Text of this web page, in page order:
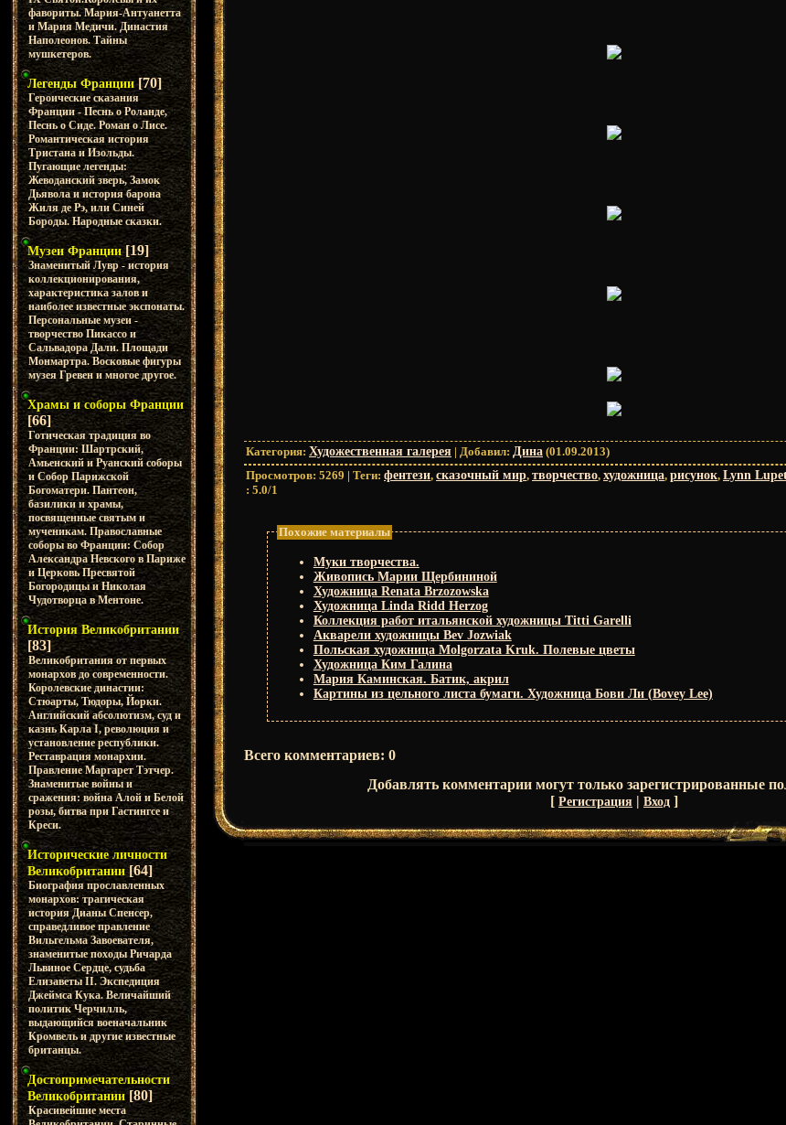
фавориты. Мария-Антуанетта
и Мария Медичи. Династия
Наполеонов. Тайны
мушкетеров.
Легенды Франции [70]
Героические сказания
Франции - Песнь о Роланде,
Песнь о Сиде. Роман о Лисе.
Романтическая история
Тристана и Изольды.
Пугающие легенды:
Жеводанский зверь, Замок
Дьявола и история барона
Жиля де Рэ, или Синей
Бороды. Народные сказки.
Музеи Франции [19]
Знаменитый Лувр - история
коллекционирования,
характеристика залов и
наиболее известные экспонаты.
Персональные музеи -
творчество Пикассо и
Сальвадора Дали. Площади
Монмартра. Восковые фигуры
музея Гревен и многое другое.
Храмы и соборы Франции
[66]
Готическая традиция во
Франции: Шартрский,
Амьенский и Руанский соборы
и Собор Парижской
Богоматери. Пантеон,
базилики и храмы,
посвященные святым и
мученикам. Православные
соборы во Франции: Собор
Александра Невского в Париже
и Церковь Пресвятой
Богородицы и Николая
Чудотворца в Ментоне.
История Великобритании
[83]
Великобритания от первых
монархов до современности.
Королевские династии:
Стюарты, Тюдоры, Йорки.
Английский абсолютизм, суд и
казнь Карла I, революция и
установление республики.
Реставрация монархии.
Правление Маргарет Тэтчер.
Знаменитые войны и
сражения: война Алой и Белой
розы, битва при Гастингсе и
Креси.
Исторические личности
Великобритании [64]
Биография прославленных
монархов: трагическая
история Дианы Спенсер,
справедливое правление
Вильгельма Завоевателя,
знаменитые походы Ричарда
Львиное Сердце, судьба
Елизаветы II. Экспедиция
Джеймса Кука. Величайший
политик Черчилль,
выдающийся военачальник
Кромвель и другие известные
британцы.
Достопримечательности
Великобритании [80]
Красивейшие места
Категория: Художественная галерея | Добавил: Дина (01.09.2013)
Просмотров: 5269 | Теги: фентези, сказочный мир, творчество, художница, рисунок, Lynn
: 5.0/1
Похожие материалы
Муки творчества.
Живопись Марии Щербининой
Художница Renata Brzozowska
Художница Linda Ridd Herzog
Коллекция работ итальянской художницы Titti Garelli
Акварели художницы Bev Jozwiak
Польская художница Molgorzata Kruk. Полевые цветы
Художница Ким Галина
Мария Каминская. Батик, акрил
Картины из цельного листа бумаги. Художница Бови Ли (Bovey Lee)
Всего комментариев: 0
Добавлять комментарии могут только зарегистрированные
[ Регистрация | Вход ]